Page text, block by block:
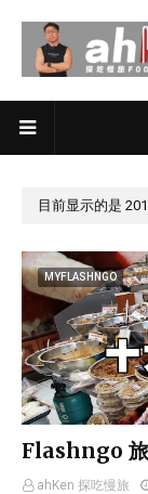
目前显示的是
MYFLASHNGO
Flashngo 旅
ahKen 探吃慢旅